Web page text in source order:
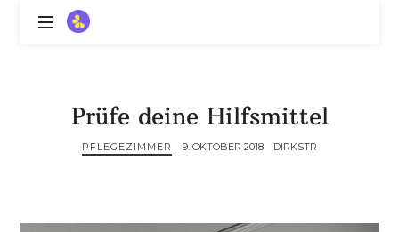
ZitronenBitter
Intensivpflege
Lebenslimitierung
Prüfe deine Hilfsmittel
PFLEGEZIMMER 9. OKTOBER 2018 DIRKSTR